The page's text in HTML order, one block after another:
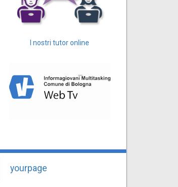
I nostri tutor online
yourpage